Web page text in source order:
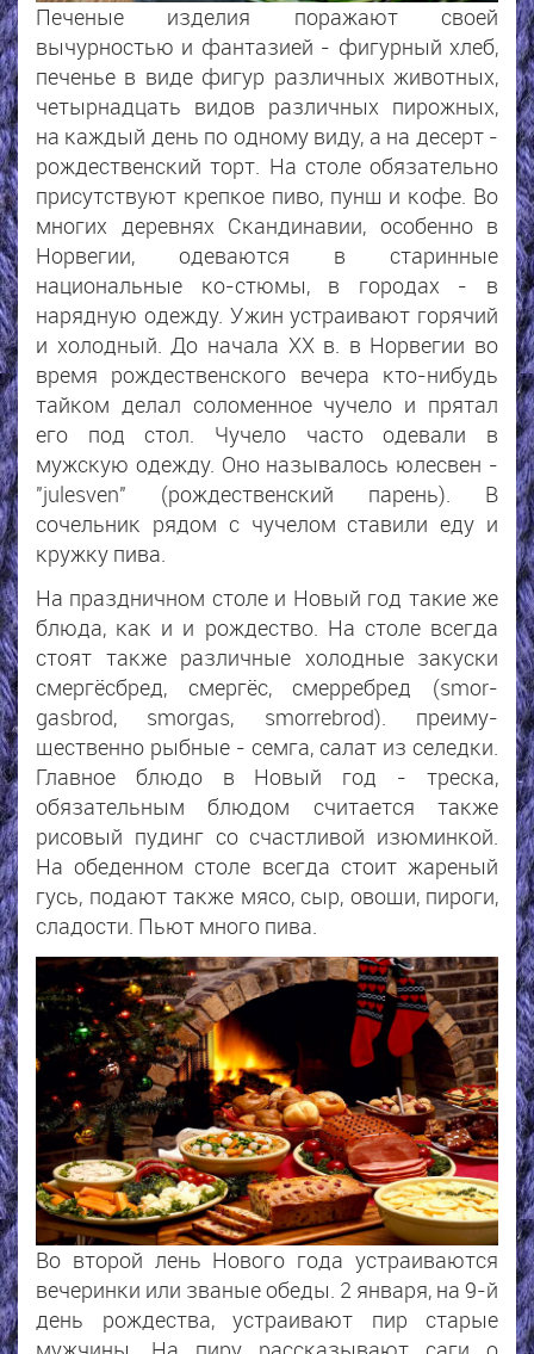
Печеные изделия поражают своей
вычурностью и фантазией - фигурный хлеб,
печенье в виде фигур различных животных,
четырнадцать видов различных пирожных,
на каждый день по одному виду, а на десерт -
рождественский торт. На столе обязательно
присутствуют крепкое пиво, пунш и кофе. Во
многих деревнях Скандинавии, особенно в
Норвегии, одеваются в старинные
национальные ко-стюмы, в городах - в
нарядную одежду. Ужин устраивают горячий
и холодный. До начала XX в. в Норвегии во
время рождественского вечера кто-нибудь
тайком делал соломенное чучело и прятал
его под стол. Чучело часто одевали в
мужскую одежду. Оно называлось юлесвен -
"julesven" (рождественский парень). В
сочельник рядом с чучелом ставили еду и
кружку пива.
На праздничном столе и Новый год такие же
блюда, как и и рождество. На столе всегда
стоят также различные холодные закуски
смергёсбред, смергёс, смерребред (smor-
gasbrod, smorgas, smorrebrod). преиму-
щественно рыбные - семга, салат из селедки.
Главное блюдо в Новый год - треска,
обязательным блюдом считается также
рисовый пудинг со счастливой изюминкой.
На обеденном столе всегда стоит жареный
гусь, подают также мясо, сыр, овощи, пироги,
сладости. Пьют много пива.
Во второй лень Нового года устраиваются
вечеринки или званые обеды. 2 января, на 9-й
день рождества, устраивают пир старые